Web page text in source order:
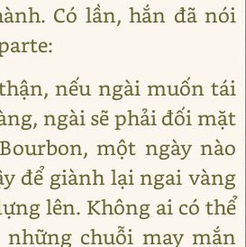
Có lần, hắn đã nói
nếu ngài muốn tái
ngài sẽ phải đối mặt
một ngày nào
để giành lại ngai vàng
lên. Không ai có thể
chuỗi may mắn